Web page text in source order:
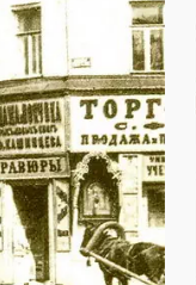
2
13